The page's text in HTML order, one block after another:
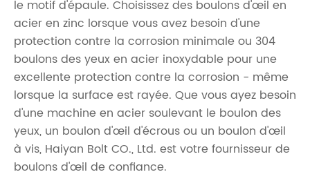
le motif d'épaule. Choisissez des boulons d'œil en
acier en zinc lorsque vous avez besoin d'une
protection contre la corrosion minimale ou 304
boulons des yeux en acier inoxydable pour une
excellente protection contre la corrosion - même
lorsque la surface est rayée. Que vous ayez besoin
d'une machine en acier soulevant le boulon des
yeux, un boulon d'œil d'écrous ou un boulon d'œil
à vis, Haiyan Bolt CO., Ltd. est votre fournisseur de
boulons d'œil de confiance.